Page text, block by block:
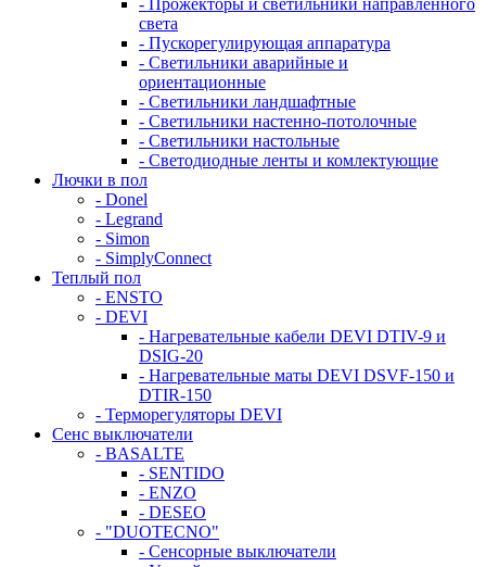
- Прожекторы и светильники направленного
света
- Пускорегулирующая аппаратура
- Светильники аварийные и
ориентационные
- Светильники ландшафтные
- Светильники настенно-потолочные
- Светильники настольные
- Светодиодные ленты и комлектующие
Лючки в пол
- Donel
- Legrand
- Simon
- SimplyConnect
Теплый пол
- ENSTO
- DEVI
- Нагревательные кабели DEVI DTIV-9 и
DSIG-20
- Нагревательные маты DEVI DSVF-150 и
DTIR-150
- Терморегуляторы DEVI
Сенс выключатели
- BASALTE
- SENTIDO
- ENZO
- DESEO
- "DUOTECNO"
- Сенсорные выключатели